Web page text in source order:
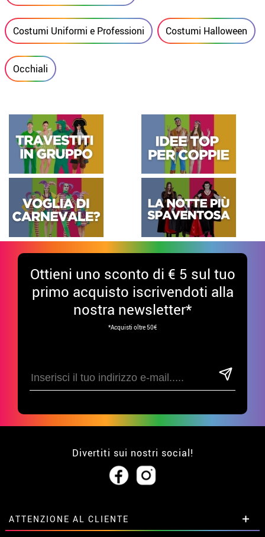
Costumi Uniformi e Professioni Costumi Halloween
Occhiali
Ottieni uno sconto di € 5 sul tuo
primo acquisto iscrivendoti alla
nostra newsletter*
*Acquisti oltre 50€
Divertiti sui nostri social!
ATTENZIONE AL CLIENTE